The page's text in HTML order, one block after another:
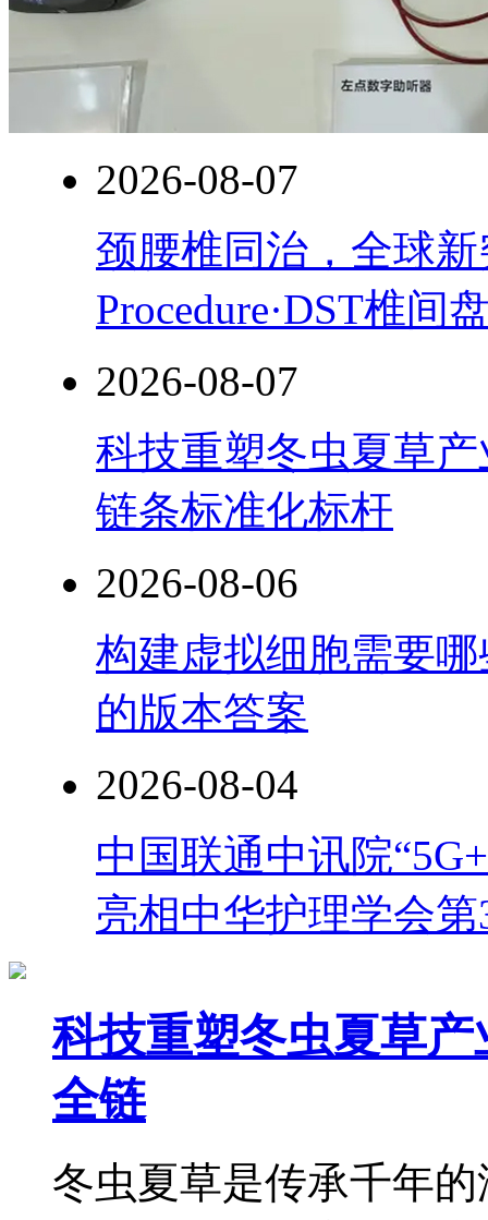
2026-08-07
颈腰椎同治，全球
Procedure·DST椎间
2026-08-07
科技重塑冬虫夏草
链条标准化标杆
2026-08-06
构建虚拟细胞需要
的版本答案
2026-08-04
中国联通中讯院
亮相中华护理学会
科技重塑冬虫夏草
全链
冬虫夏草是传承千年